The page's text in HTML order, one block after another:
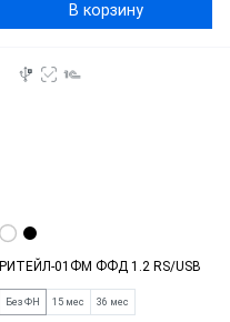
В корзину
РИТЕЙЛ-01ФМ ФФД 1.2 RS/USB
Без ФН 15 мес 36 мес